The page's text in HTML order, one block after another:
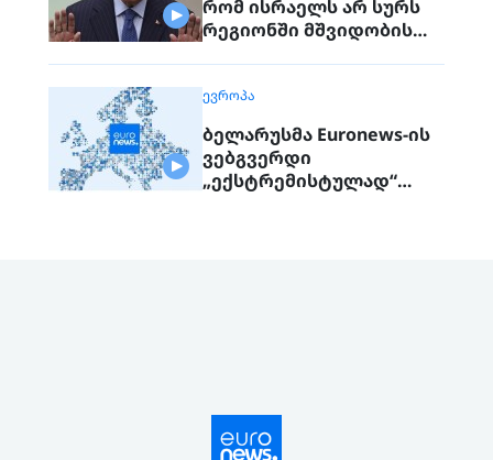
რომ ისრაელს არ სურს
რეგიონში მშვიდობის
ᲔᲕᲠᲝᲞᲐ
ბელარუსმა Euronews-ის
ვებგვერდი
„ექსტრემისტულად“